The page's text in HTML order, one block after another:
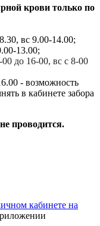
крови только по
вс 9.00-14.00;
13.00;
до 16-00, вс с 8-00
- возможность
в кабинете забора
проводится.
кабинете на